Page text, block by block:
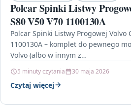
Polcar Spinki Listwy
S80 V50 V70 1100130A
Polcar Spinki Listwy Progowej Volvo
1100130A – komplet do pewnego
Volvo (albo w innym z…
5 minuty czytania 30 maja 2026
Czytaj więcej